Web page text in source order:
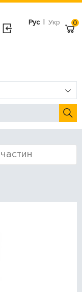
Рус | Укр 0